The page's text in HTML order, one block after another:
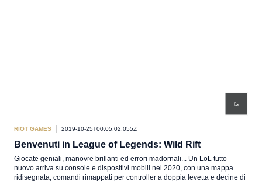
RIOT GAMES 2019-10-25T00:05:02.055Z
Benvenuti in League of Legends: Wild Rift
Giocate geniali, manovre brillanti ed errori madornali... Un LoL tutto
nuovo arriva su console e dispositivi mobili nel 2020, con una mappa
ridisegnata, comandi rimappati per controller a doppia levetta e decine di